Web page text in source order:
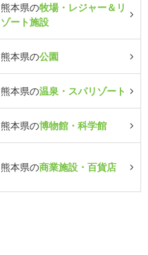
熊本県の牧場・レジャー＆リ
ゾート施設
熊本県の公園
熊本県の温泉・スパリゾート
熊本県の博物館・科学館
熊本県の商業施設・百貨店